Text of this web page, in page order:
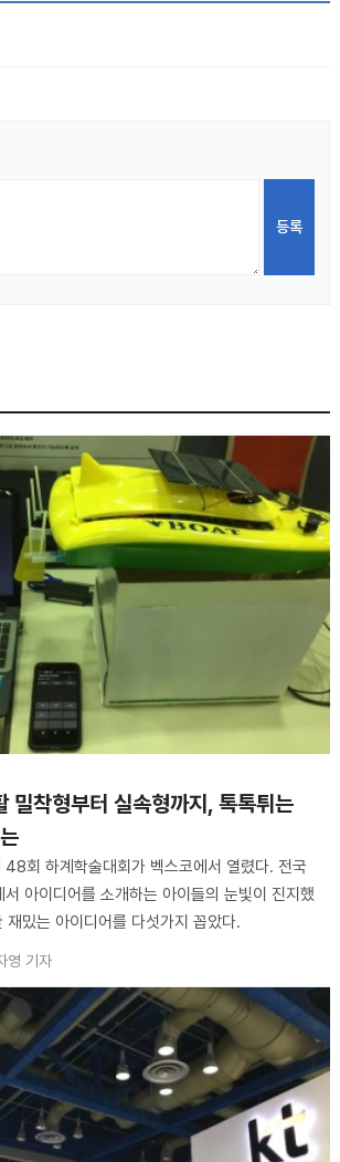
밀착형부터 실속형까지, 톡톡튀는
48회 하계학술대회가 벡스코에서 열렸다. 전국
아이디어를 소개하는 아이들의 눈빛이 진지했
재밌는 아이디어를 다섯가지 꼽았다.
영 기자